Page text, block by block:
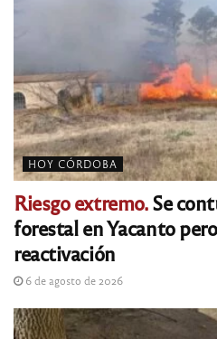
HOY CÓRDOBA
Riesgo extremo.Se
forestal en Yacanto
reactivación
6 de agosto de 2026